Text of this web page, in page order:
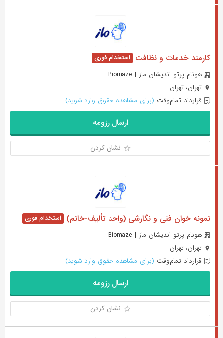
کارمند خدمات و نظافت
هونام پرتو اندیشان ماز | Biomaze
تهران، تهران
قرارداد تمام‌وقت (برای مشاهده حقوق وارد شوید)
ارسال رزومه
نشان کردن
نمونه خوان فنی و نگارشی (واحد تألیف-خانم)
هونام پرتو اندیشان ماز | Biomaze
تهران، تهران
قرارداد تمام‌وقت (برای مشاهده حقوق وارد شوید)
ارسال رزومه
نشان کردن